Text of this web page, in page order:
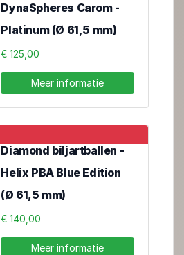
DynaSpheres Carom -
Platinum (Ø 61,5 mm)
€ 125,00
Meer informatie
Diamond biljartballen -
Helix PBA Blue Edition
(Ø 61,5 mm)
€ 140,00
Meer informatie